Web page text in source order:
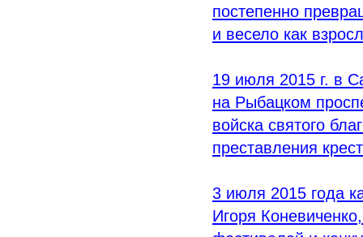
постепенно
и весело как
19 июля 2015 г. в
на Рыбацком
войска святого
преставления
3 июля 2015 года
Игоря